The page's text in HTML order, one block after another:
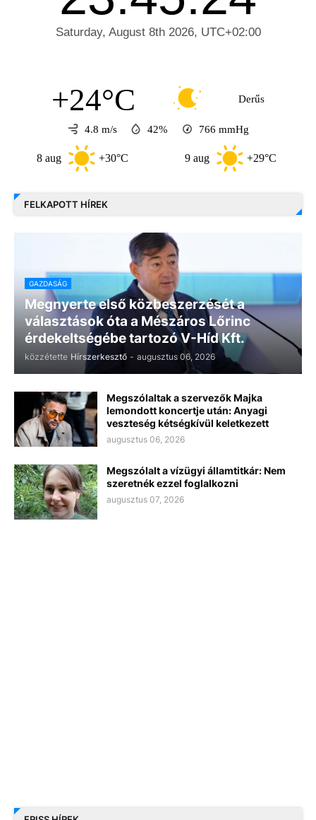
+24°C Derűs
4.8 m/s 42% 766 mmHg
+30°C +29°C
FELKAPOTT HÍREK
GAZDASÁG
Megnyerte első közbeszerzését a
választások óta a Mészáros Lőrinc
érdekeltségébe tartozó V-Híd Kft.
közzétette Hírszerkesztő - augusztus 06, 2026
Megszólaltak a szervezők Majka
lemondott koncertje után: Anyagi
veszteség kétségkívül keletkezett
augusztus 06, 2026
Megszólalt a vízügyi államtitkár: Nem
szeretnék ezzel foglalkozni
augusztus 07, 2026